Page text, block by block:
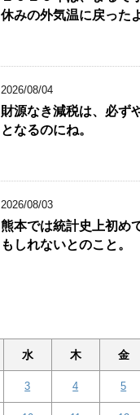
休みの外気温に戻った
2026/08/04
財源なき減税は、必ず
となるのにね。
2026/08/03
熊本では統計史上初め
もしれないとのこと。
水 木 金
3 4 5